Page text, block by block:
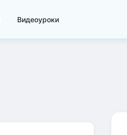
Видеоуроки